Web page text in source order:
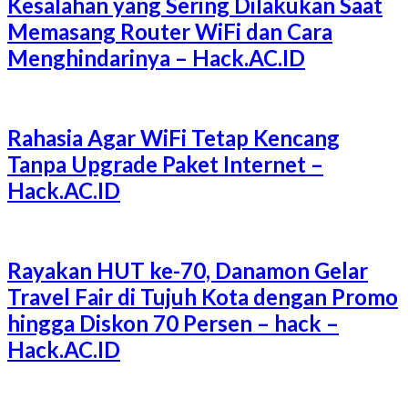
Memasang Router WiFi dan Cara
Menghindarinya – Hack.AC.ID
Rahasia Agar WiFi Tetap Kencang
Tanpa Upgrade Paket Internet –
Hack.AC.ID
Rayakan HUT ke-70, Danamon Gelar
Travel Fair di Tujuh Kota dengan Promo
hingga Diskon 70 Persen – hack –
Hack.AC.ID